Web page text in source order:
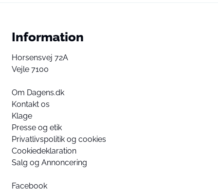
Information
Horsensvej 72A
Vejle 7100
Om Dagens.dk
Kontakt os
Klage
Presse og etik
Privatlivspolitik og cookies
Cookiedeklaration
Salg og Annoncering
Facebook